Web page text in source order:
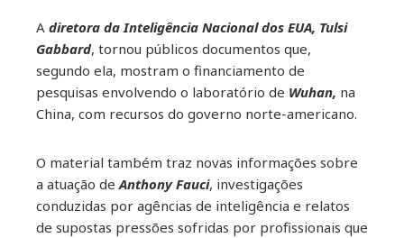
A diretora da Inteligência Nacional dos EUA, Tulsi
Gabbard, tornou públicos documentos que,
segundo ela, mostram o financiamento de
pesquisas envolvendo o laboratório de Wuhan, na
China, com recursos do governo norte-americano.
O material também traz novas informações sobre
a atuação deAnthony Fauci, investigações
conduzidas por agências de inteligência e relatos
de supostas pressões sofridas por profissionais que